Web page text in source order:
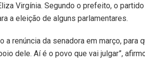
Virgínia. Segundo o prefeito, o
a eleição de alguns parlamentares.
a renúncia da senadora em março, para
dele. Aí é o povo que vai julgar”,